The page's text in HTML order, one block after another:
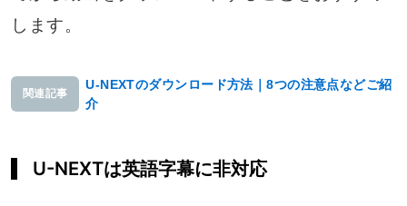
します。
関連記事
U-NEXTのダウンロード方法｜8つの注意点などご紹
介
U-NEXTは英語字幕に非対応